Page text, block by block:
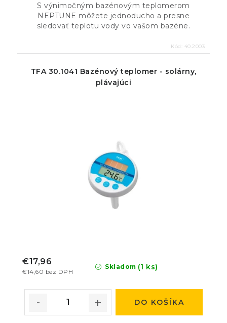
S výnimočným bazénovým teplomerom
NEPTUNE môžete jednoducho a presne
sledovať teplotu vody vo vašom bazéne.
Kód: 40.2003
TFA 30.1041 Bazénový teplomer - solárny,
plávajúci
Skladom (1 ks)
€14,60 bez DPH
€17,96
DO KOŠÍKA